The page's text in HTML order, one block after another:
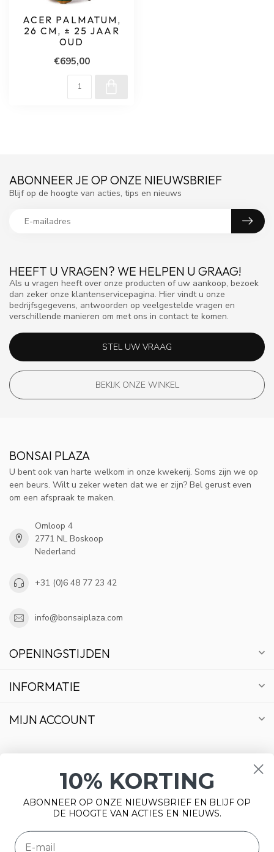
ACER PALMATUM,
26 CM, ± 25 JAAR
OUD
€695,00
HEEFT U VRAGEN? WE HELPEN U GRAAG!
Als u vragen heeft over onze producten of uw aankoop, bezoek
dan zeker onze klantenservicepagina. Hier vindt u onze
bedrijfsgegevens, antwoorden op veelgestelde vragen en
verschillende manieren om met ons in contact te komen.
STEL UW VRAAG
BEKIJK ONZE WINKEL
ABONNEER JE OP ONZE NIEUWSBRIEF
Blijf op de hoogte van acties, tips en nieuws
BONSAI PLAZA
U bent ook van harte welkom in onze kwekerij. Soms zijn we op
een beurs. Wilt u zeker weten dat we er zijn? Bel gerust even
om een afspraak te maken.
Omloop 4
2771 NL Boskoop
Nederland
+31 (0)6 48 77 23 42
info@bonsaiplaza.com
OPENINGSTIJDEN
INFORMATIE
MIJN ACCOUNT
10% KORTING
ABONNEER OP ONZE NIEUWSBRIEF EN BLIJF OP
DE HOOGTE VAN ACTIES EN NIEUWS.